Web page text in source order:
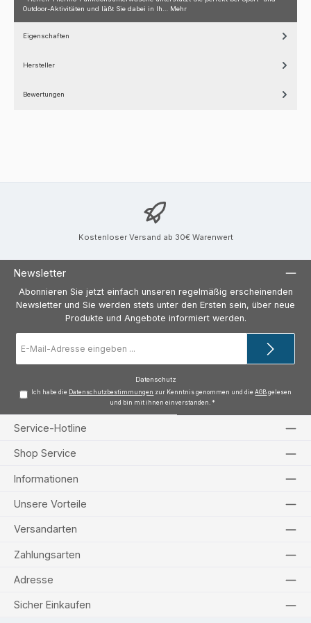
Outdoor-Aktivitäten und läßt Sie dabei in Ih… Mehr
Eigenschaften
Hersteller
Bewertungen
Kostenloser Versand ab 30€ Warenwert
Newsletter
Abonnieren Sie jetzt einfach unseren regelmäßig erscheinenden
Newsletter und Sie werden stets unter den Ersten sein, über neue
Produkte und Angebote informiert werden.
Mail-
Adresse
Datenschutz
Ich habe die Datenschutzbestimmungen zur Kenntnis genommen und dieAGB gelesen
und bin mit ihnen einverstanden. *
Service-Hotline
Shop Service
Informationen
Unsere Vorteile
Versandarten
Zahlungsarten
Adresse
Sicher Einkaufen